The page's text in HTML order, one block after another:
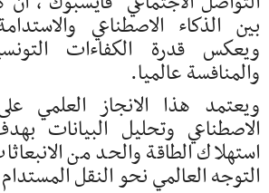
بين الذكاء الاصطناعي
ويعكس قدرة الكفاءات
والمنافسة عالميا.
ويعتمد هذا الانجاز العلمي
الاصطناعي وتحليل البيانات
استهلاك الطاقة والحد من
التوجه العالمي نحو النقل